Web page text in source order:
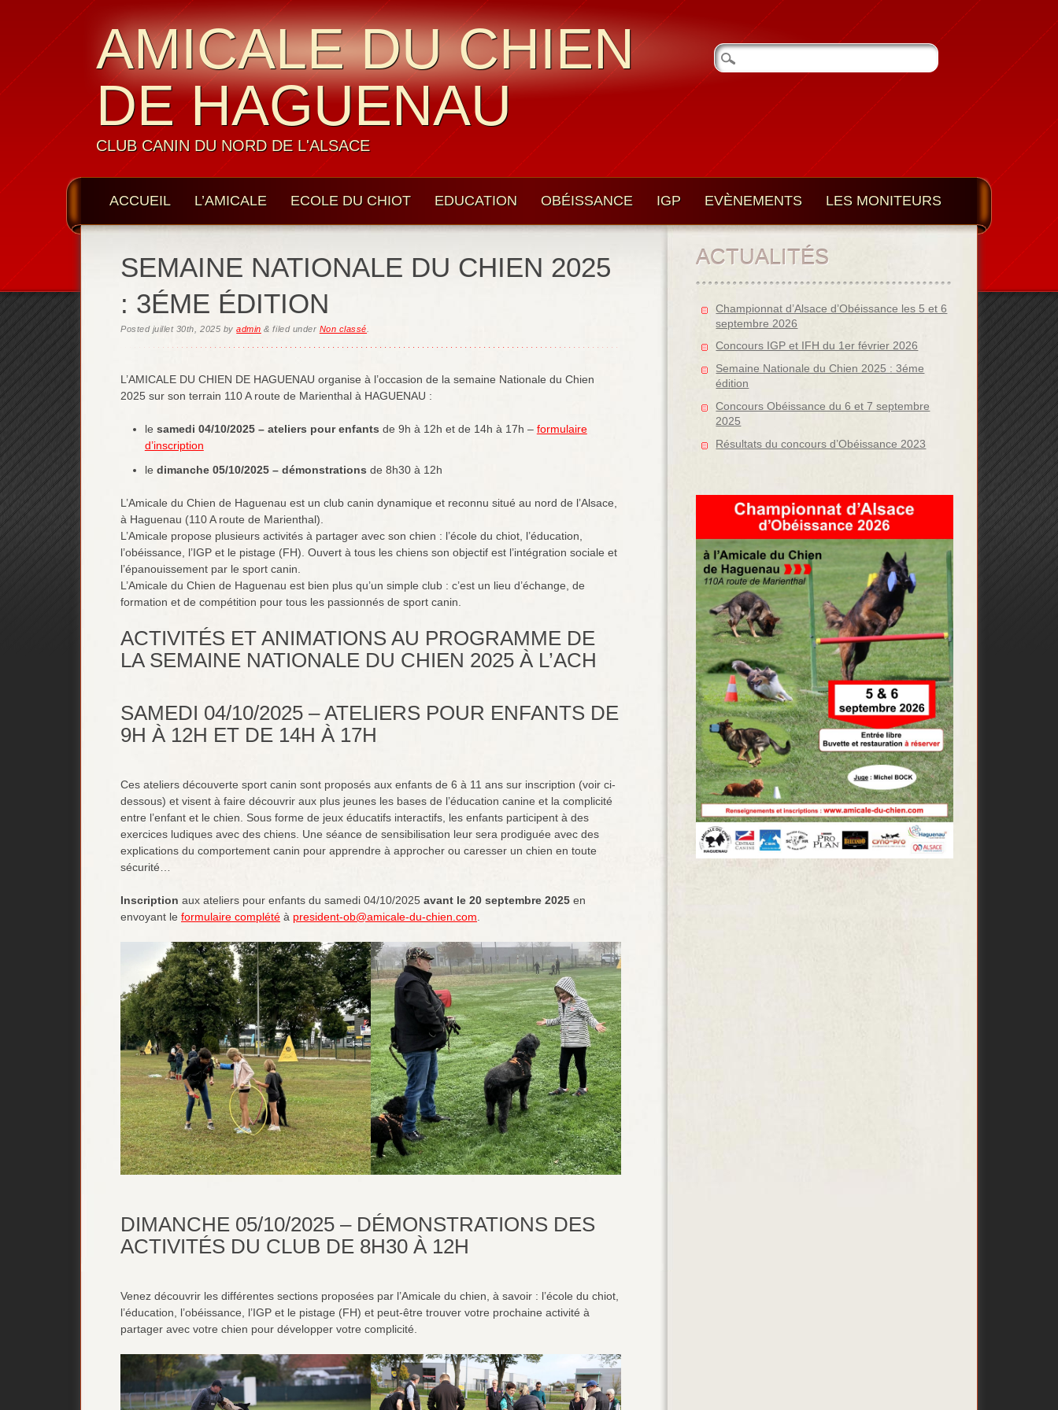
AMICALE DU CHIEN
DE HAGUENAU
CLUB CANIN DU NORD DE L'ALSACE
ACCUEIL L’AMICALE ECOLE DU CHIOT EDUCATION OBÉISSANCE IGP EVÈNEMENTS LES MONITEURS
SEMAINE NATIONALE DU CHIEN 2025
: 3ÉME ÉDITION
Posted juillet 30th, 2025 byadmin & filed under Non classé
L’AMICALE DU CHIEN DE HAGUENAU organise à l’occasion de la semaine Nationale du Chien
2025 sur son terrain 110 A route de Marienthal à HAGUENAU :
le samedi 04/10/2025 – ateliers pour enfants de 9h à 12h et de 14h à 17h – formulaire
d’inscription
le dimanche 05/10/2025 – démonstrations de 8h30 à 12h
L’Amicale du Chien de Haguenau est un club canin dynamique et reconnu situé au nord de l’Alsace,
à Haguenau (110 A route de Marienthal).
L’Amicale propose plusieurs activités à partager avec son chien : l’école du chiot, l’éducation,
l’obéissance, l’IGP et le pistage (FH). Ouvert à tous les chiens son objectif est l’intégration sociale et
l’épanouissement par le sport canin.
L’Amicale du Chien de Haguenau est bien plus qu’un simple club : c’est un lieu d’échange, de
formation et de compétition pour tous les passionnés de sport canin.
ACTIVITÉS ET ANIMATIONS AU PROGRAMME DE
LA SEMAINE NATIONALE DU CHIEN 2025 À L’ACH
SAMEDI 04/10/2025 – ATELIERS POUR ENFANTS DE
9H À 12H ET DE 14H À 17H
Ces ateliers découverte sport canin sont proposés aux enfants de 6 à 11 ans sur inscription (voir ci-
dessous) et visent à faire découvrir aux plus jeunes les bases de l’éducation canine et la complicité
entre l’enfant et le chien. Sous forme de jeux éducatifs interactifs, les enfants participent à des
exercices ludiques avec des chiens. Une séance de sensibilisation leur sera prodiguée avec des
explications du comportement canin pour apprendre à approcher ou caresser un chien en toute
sécurité…
Inscription aux ateliers pour enfants du samedi 04/10/2025 avant le 20 septembre 2025 en
envoyant le formulaire complété à president-ob@amicale-du-chien.com
DIMANCHE 05/10/2025 – DÉMONSTRATIONS DES
ACTIVITÉS DU CLUB DE 8H30 À 12H
Venez découvrir les différentes sections proposées par l’Amicale du chien, à savoir : l’école du chiot,
l’éducation, l’obéissance, l’IGP et le pistage (FH) et peut-être trouver votre prochaine activité à
partager avec votre chien pour développer votre complicité.
ACTUALITÉS
Championnat d’Alsace d’Obéissance les 5 et 6
septembre 2026
Concours IGP et IFH du 1er février 2026
Semaine Nationale du Chien 2025 : 3éme
édition
Concours Obéissance du 6 et 7 septembre
2025
Résultats du concours d’Obéissance 2023